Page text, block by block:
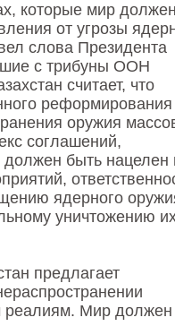
которые мир
от угрозы
слова Президента
с трибуны ООН
считает, что
реформирования
оружия
соглашений,
быть нацелен
ядерного
уничтожению
предлагает
реалиям. Мир должен